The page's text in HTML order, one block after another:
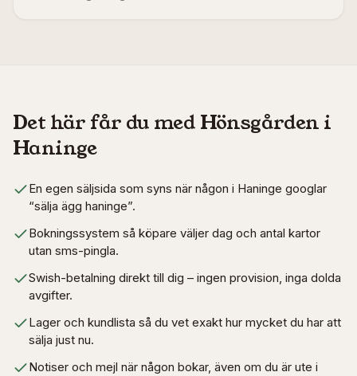
Det här får du med Hönsgården i
Haninge
En egen säljsida som syns när någon i Haninge googlar
“sälja ägg haninge”.
Bokningssystem så köpare väljer dag och antal kartor
utan sms-pingla.
Swish-betalning direkt till dig – ingen provision, inga dolda
avgifter.
Lager och kundlista så du vet exakt hur mycket du har att
sälja just nu.
Notiser och mejl när någon bokar, även om du är ute i